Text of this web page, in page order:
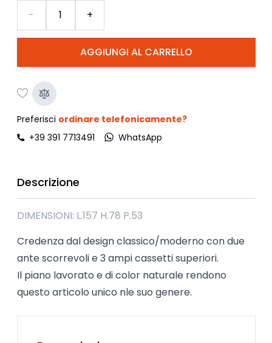
AGGIUNGI AL CARRELLO
- +
Preferisci ordinare telefonicamente?
+39 391 7713491
WhatsApp
Descrizione
DIMENSIONI: L.157 H.78 P.53
Credenza dal design classico/moderno con due
ante scorrevoli e 3 ampi cassetti superiori.
Il piano lavorato e di color naturale rendono
questo articolo unico nle suo genere.